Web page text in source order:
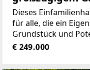
Dieses
für alle, die ein
Grundstück und
Gestaltung suchen.
€ 249.000